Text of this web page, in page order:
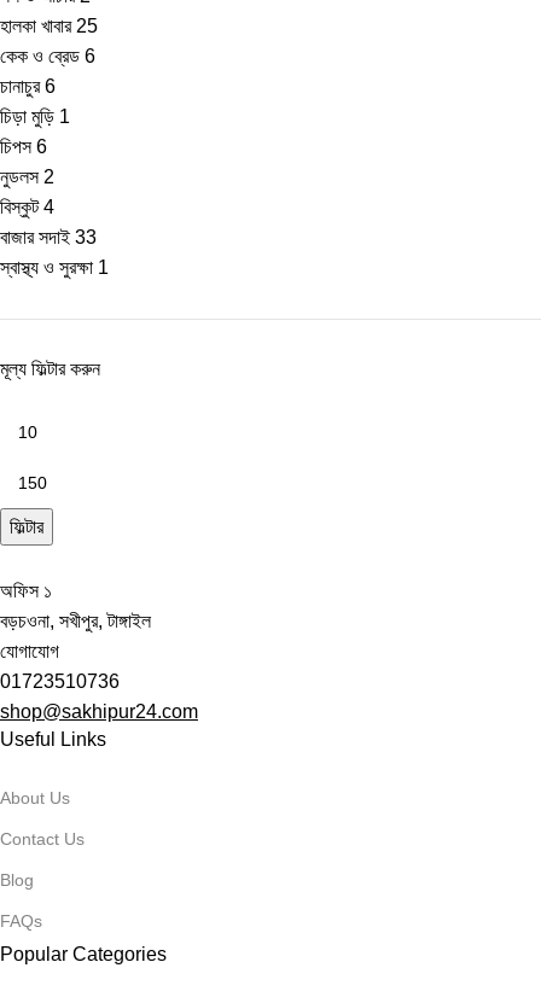
হালকা খাবার 25
কেক ও ব্রেড 6
চানাচুর 6
চিড়া মুড়ি 1
চিপস 6
নুডলস 2
বিস্কুট 4
বাজার সদাই 33
স্বাস্থ্য ও সুরক্ষা 1
মূল্য ফিল্টার করুন
ফিল্টার
অফিস ১
বড়চওনা, সখীপুর, টাঙ্গাইল
যোগাযোগ
01723510736
shop@sakhipur24.com
Useful Links
About Us
Contact Us
Blog
FAQs
Popular Categories